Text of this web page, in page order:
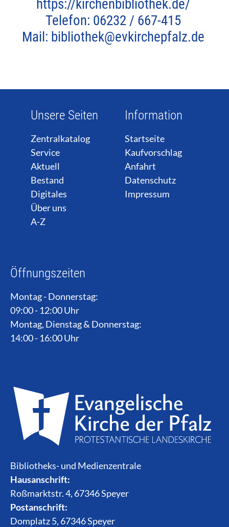
https://kirchenbibliothek.de/
Telefon: 06232 / 667-415
Mail: bibliothek@evkirchepfalz.de
Unsere Seiten
Zentralkatalog
Service
Aktuell
Bestand
Digitales
Über uns
A-Z
Information
Startseite
Kaufvorschlag
Anfahrt
Datenschutz
Impressum
Öffnungszeiten
Montag - Donnerstag:
09:00 - 12:00 Uhr
Montag, Dienstag & Donnerstag:
14:00 - 16:00 Uhr
Bibliotheks- und Medienzentrale
Hausanschrift:
Roßmarktstr. 4, 67346 Speyer
Postanschrift:
Domplatz 5, 67346 Speyer